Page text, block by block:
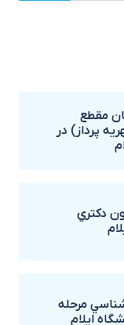
مقطع
پرداز) در
دکتري
مرحله